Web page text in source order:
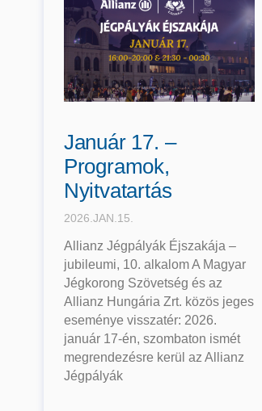
Január 17. –
Programok,
Nyitvatartás
2026.JAN.15.
Allianz Jégpályák Éjszakája –
jubileumi, 10. alkalom A Magyar
Jégkorong Szövetség és az
Allianz Hungária Zrt. közös jeges
eseménye visszatér: 2026.
január 17-én, szombaton ismét
megrendezésre kerül az Allianz
Jégpályák